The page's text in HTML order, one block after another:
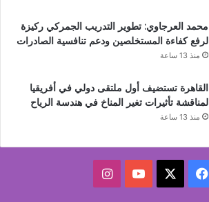
محمد العرجاوي: تطوير التدريب الجمركي ركيزة
لرفع كفاءة المستخلصين ودعم تنافسية الصادرات
منذ 13 ساعة
القاهرة تستضيف أول ملتقى دولي في أفريقيا
لمناقشة تأثيرات تغير المناخ في هندسة الرياح
منذ 13 ساعة
فيسبوك ‫YouTubeانستقرام